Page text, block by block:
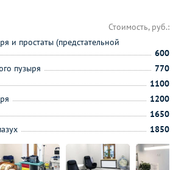
Стоимость, руб.:
и простаты (предстательной
600
пузыря
770
1100
1200
1650
1850